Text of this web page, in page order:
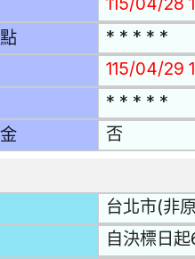
* * * * *
115/04/29
* * * * *
否
台北市(非
自決標日